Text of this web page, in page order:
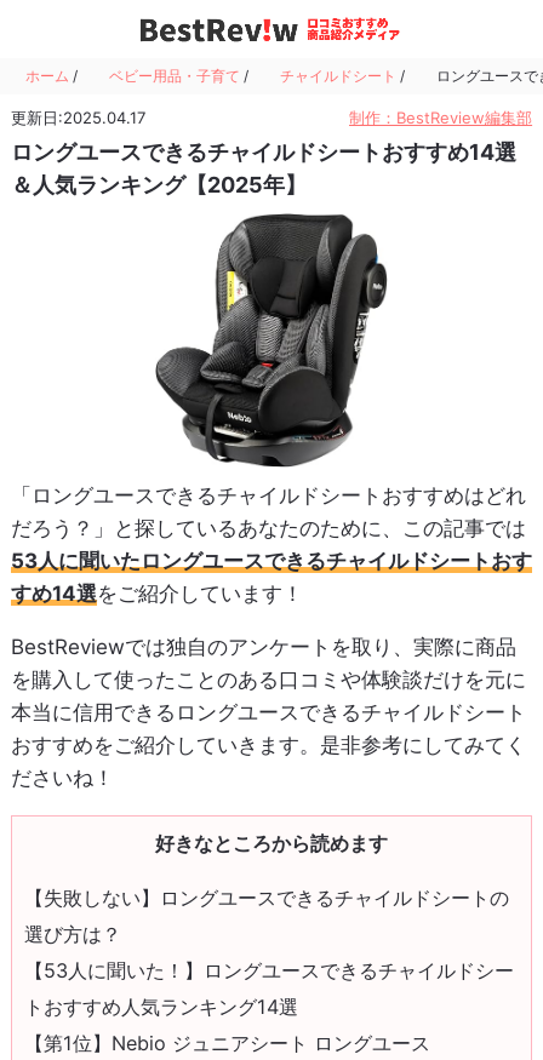
ホーム / ベビー用品・子育て / チャイルドシート / ロングユース
更新日:2025.04.17 制作：BestReview編集部
ロングユースできるチャイルドシートおすすめ14選
＆人気ランキング【2025年】
「ロングユースできるチャイルドシートおすすめはどれ
だろう？」と探しているあなたのために、この記事では
53人に聞いたロングユースできるチャイルドシートおす
すめ14選をご紹介しています！
BestReviewでは独自のアンケートを取り、実際に商品
を購入して使ったことのある口コミや体験談だけを元に
本当に信用できるロングユースできるチャイルドシート
おすすめをご紹介していきます。是非参考にしてみてく
ださいね！
好きなところから読めます
【失敗しない】ロングユースできるチャイルドシートの
選び方は？
【53人に聞いた！】ロングユースできるチャイルドシー
トおすすめ人気ランキング14選
【第1位】Nebio ジュニアシート ロングユース